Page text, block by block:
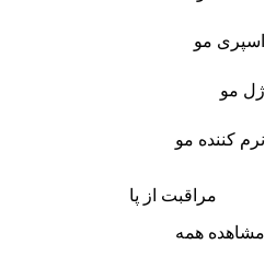
اسپری مو
ژل مو
نرم کننده مو
مراقبت از پا
مشاهده همه